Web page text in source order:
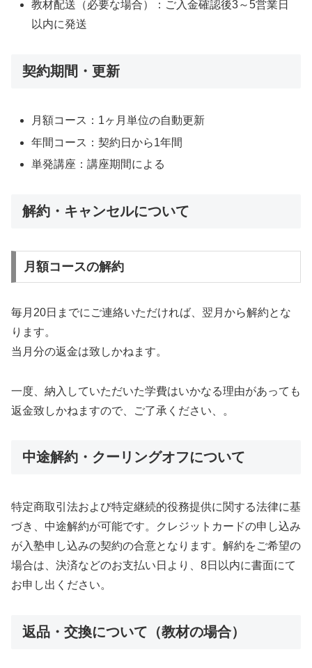
教材配送（必要な場合）：ご入金確認後3～5営業日
以内に発送
契約期間・更新
月額コース：1ヶ月単位の自動更新
年間コース：契約日から1年間
単発講座：講座期間による
解約・キャンセルについて
月額コースの解約
毎月20日までにご連絡いただければ、翌月から解約とな
ります。
当月分の返金は致しかねます。
一度、納入していただいた学費はいかなる理由があっても
返金致しかねますので、ご了承ください、。
中途解約・クーリングオフについて
特定商取引法および特定継続的役務提供に関する法律に基
づき、中途解約が可能です。クレジットカードの申し込み
が入塾申し込みの契約の合意となります。解約をご希望の
場合は、決済などのお支払い日より、8日以内に書面にて
お申し出ください。
返品・交換について（教材の場合）